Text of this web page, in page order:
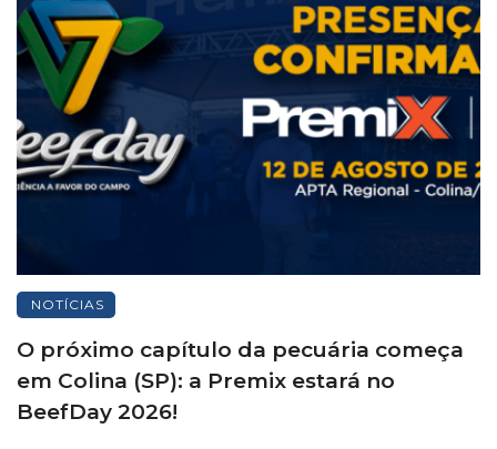
NOTÍCIAS
O próximo capítulo da pecuária começa
em Colina (SP): a Premix estará no
BeefDay 2026!